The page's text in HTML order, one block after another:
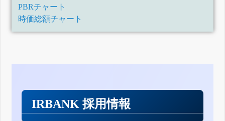
PBRチャート
時価総額チャート
IRBANK 採用情報